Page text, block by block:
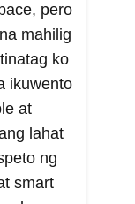
pero
mahilig
ko
ikuwento
at
lahat
ng
smart